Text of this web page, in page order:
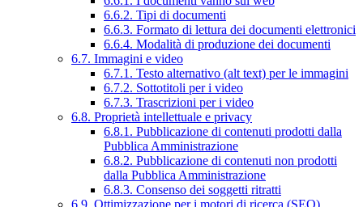
6.6.2. Tipi di documenti
6.6.3. Formato di lettura dei documenti elettronici
6.6.4. Modalità di produzione dei documenti
6.7. Immagini e video
6.7.1. Testo alternativo (alt text) per le immagini
6.7.2. Sottotitoli per i video
6.7.3. Trascrizioni per i video
6.8. Proprietà intellettuale e privacy
6.8.1. Pubblicazione di contenuti prodotti dalla
Pubblica Amministrazione
6.8.2. Pubblicazione di contenuti non prodotti
dalla Pubblica Amministrazione
6.8.3. Consenso dei soggetti ritratti
6.9. Ottimizzazione per i motori di ricerca (SEO)